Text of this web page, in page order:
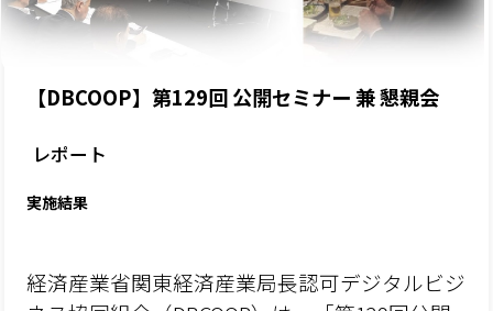
【DBCOOP】第129回 公開セミナー 兼 懇親会
レポート
実施結果
経済産業省関東経済産業局長認可デジタルビジ